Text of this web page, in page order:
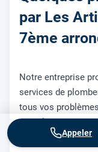
par Les
7ème
Notre entreprise
services de
tous vos
complexes :
Réparation et
Appeler